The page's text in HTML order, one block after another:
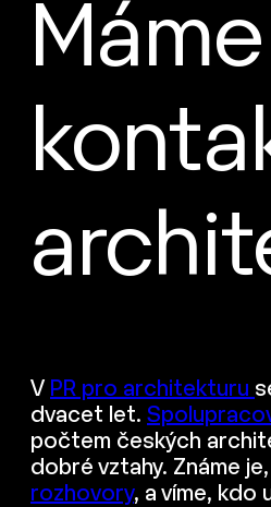
Máme
V PR pro architekturu
dvacet let.
počtem českých
dobré vztahy. Známe je,
rozhovory, a víme, kdo